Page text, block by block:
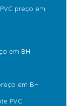
preço em
em BH
em BH
PVC